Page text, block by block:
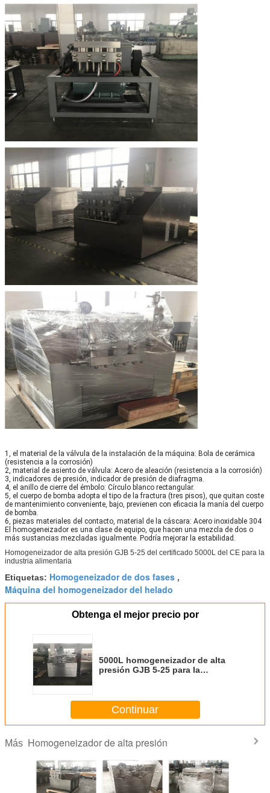
1, el material de la válvula de la instalación de la máquina: Bola de cerámica
(resistencia a la corrosión)
2, material de asiento de válvula: Acero de aleación (resistencia a la corrosión)
3, indicadores de presión, indicador de presión de diafragma.
4, el anillo de cierre del émbolo: Círculo blanco rectangular.
5, el cuerpo de bomba adopta el tipo de la fractura (tres pisos), que quitan coste
de mantenimiento conveniente, bajo, previenen con eficacia la manía del cuerpo
de bomba.
6, piezas materiales del contacto, material de la cáscara: Acero inoxidable 304
El homogeneizador es una clase de equipo, que hacen una mezcla de dos o
más sustancias mezcladas igualmente. Podría mejorar la estabilidad.
Homogeneizador de alta presión GJB 5-25 del certificado 5000L del CE para la
industria alimentaria
Etiquetas: Homogeneizador de dos fases ,
Máquina del homogeneizador del helado
Obtenga el mejor precio por
5000L homogeneizador de alta
presión GJB 5-25 para la
Continuar
Más Homogeneizador de alta presión